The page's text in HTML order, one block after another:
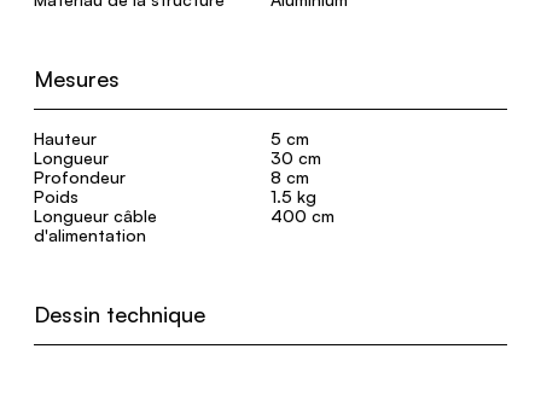
Mesures
Hauteur
5 cm
Longueur
30 cm
Profondeur
8 cm
Poids
1.5 kg
Longueur câble
d'alimentation
400 cm
Dessin technique